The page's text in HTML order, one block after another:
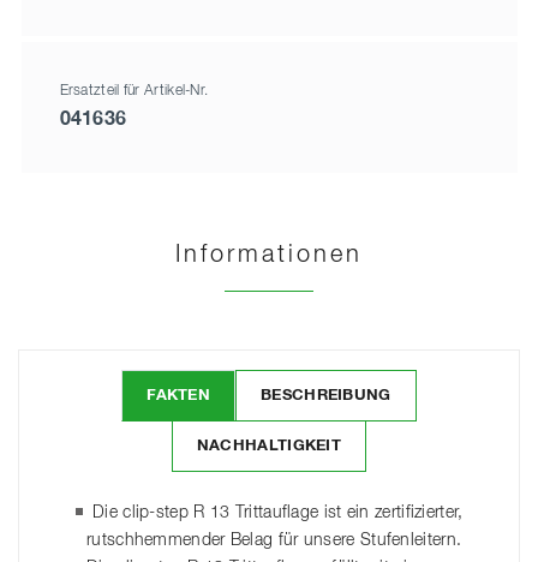
Ersatzteil für Artikel-Nr.
041636
Informationen
FAKTEN BESCHREIBUNG
NACHHALTIGKEIT
Die clip-step R 13 Trittauflage ist ein zertifizierter,
rutschhemmender Belag für unsere Stufenleitern.